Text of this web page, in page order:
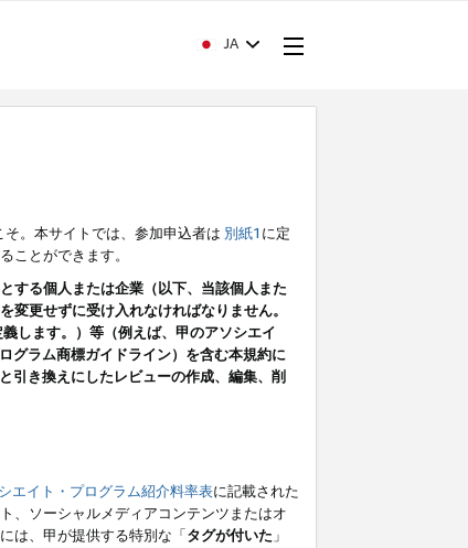
JA
そ。本サイトでは、参加申込者は 別紙1 に定
ことができます。
する個人または企業（以下、当該個人また
更せずに受け入れなければなりません。
義します。）等（例えば、甲のアソシエイ
グラム商標ガイドライン）を含む本規約に
き換えにしたレビューの作成、編集、削
エイト・プログラム紹介料率表に記載された
、ソーシャルメディアコンテンツまたはオ
は、甲が提供する特別な「タグが付いた 」